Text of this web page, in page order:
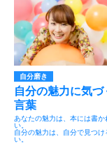
自分磨き
自分の魅力に気づ
言葉
あなたの魅力は、本には書か
い。
自分の魅力は、自分で見つけ
い。